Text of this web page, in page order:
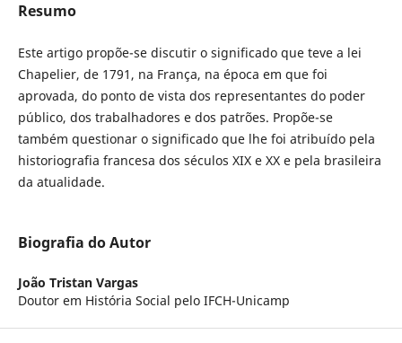
Resumo
Este artigo propõe-se discutir o significado que teve a lei
Chapelier, de 1791, na França, na época em que foi
aprovada, do ponto de vista dos representantes do poder
público, dos trabalhadores e dos patrões. Propõe-se
também questionar o significado que lhe foi atribuído pela
historiografia francesa dos séculos XIX e XX e pela brasileira
da atualidade.
Biografia do Autor
João Tristan Vargas
Doutor em História Social pelo IFCH-Unicamp